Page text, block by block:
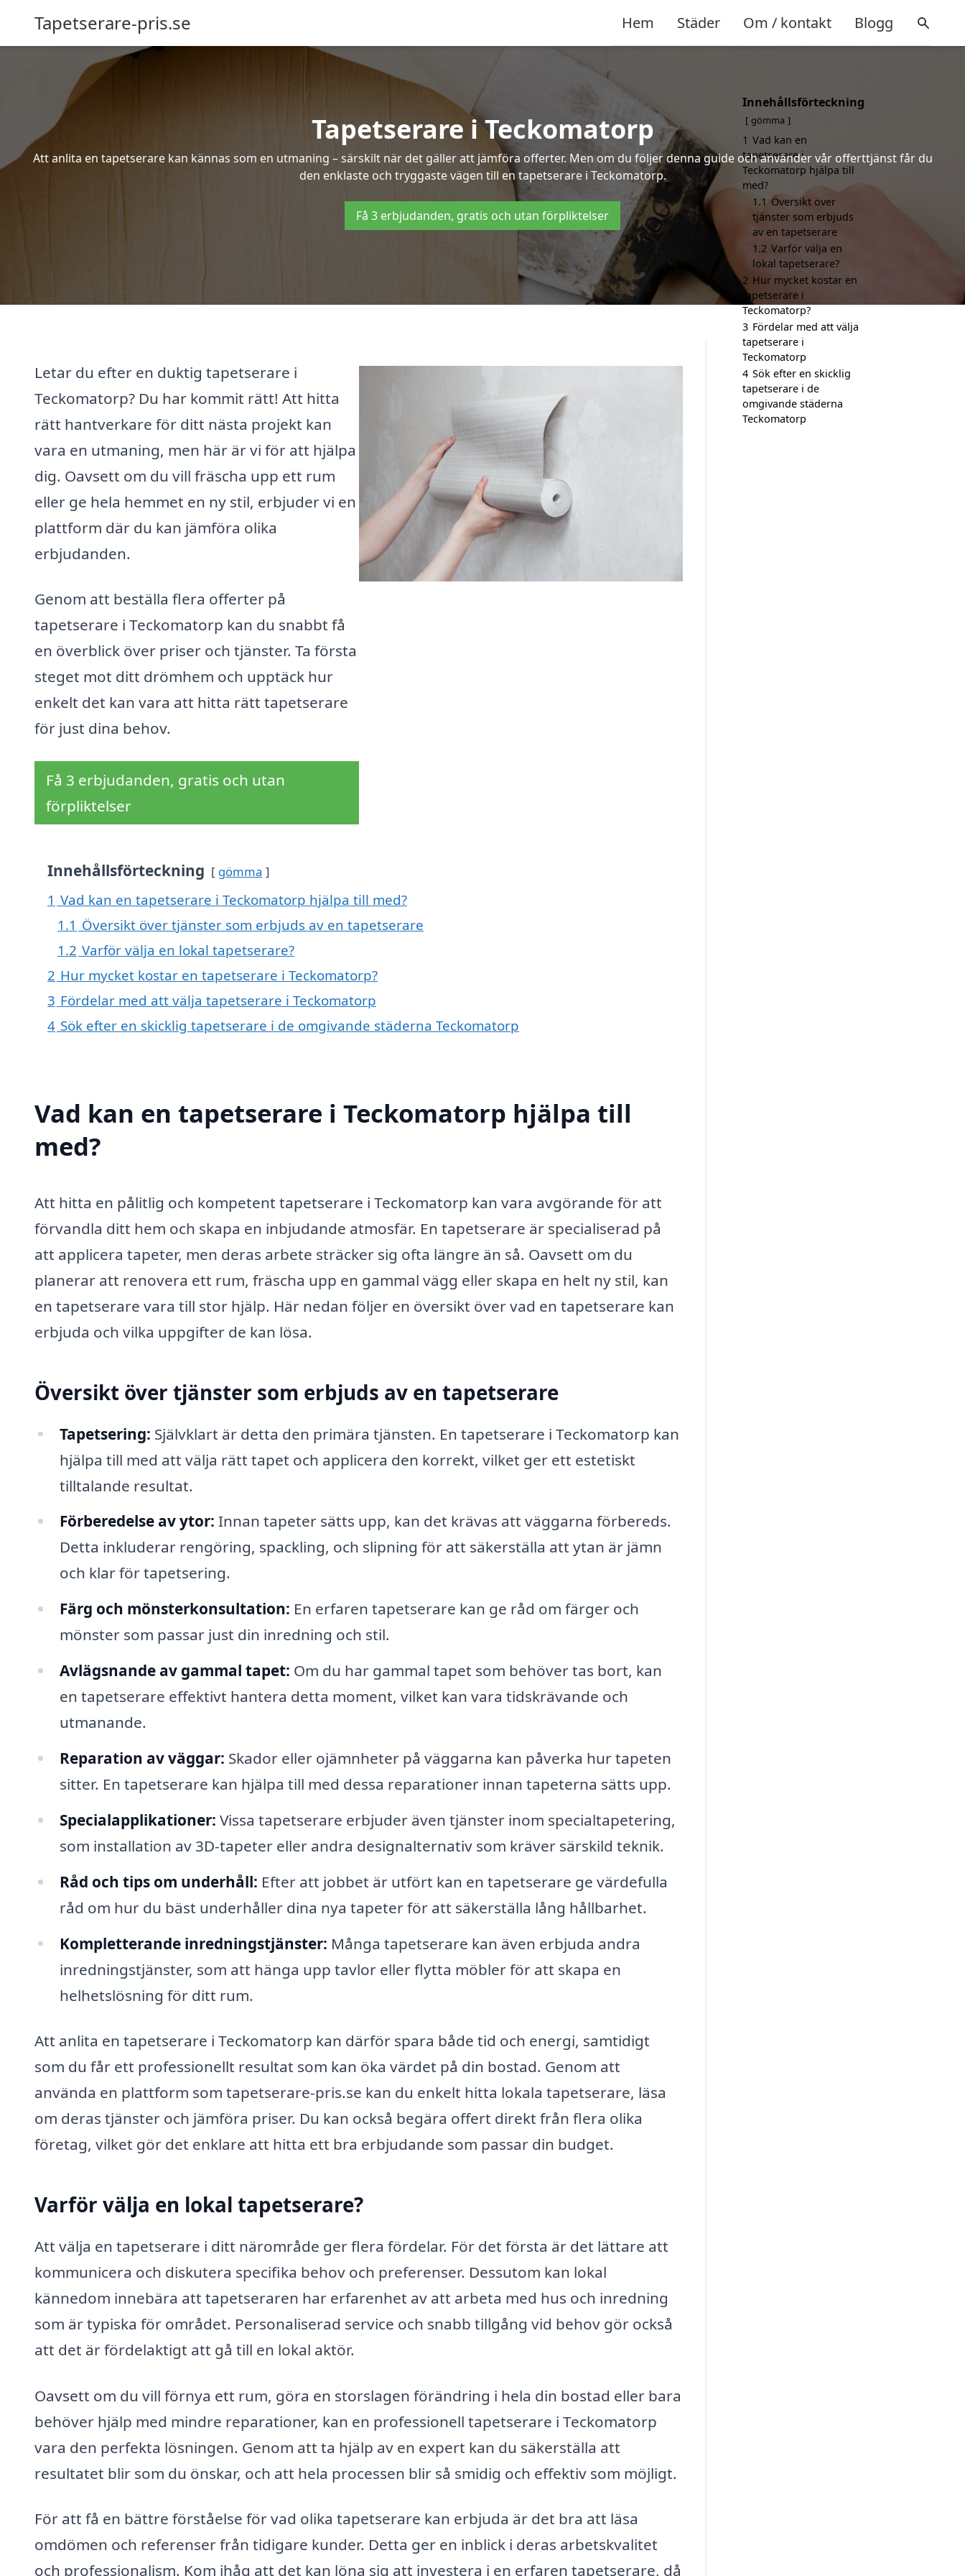
Tapetserare-pris.se Hem Städer Om / kontakt Blogg
Tapetserare i Teckomatorp
Att anlita en tapetserare kan kännas som en utmaning – särskilt när det gäller att jämföra offerter. Men om du följer denna guide och använder vår offerttjänst får du
den enklaste och tryggaste vägen till en tapetserare i Teckomatorp.
Få 3 erbjudanden, gratis och utan förpliktelser
Letar du efter en duktig tapetserare i
Teckomatorp? Du har kommit rätt! Att hitta
rätt hantverkare för ditt nästa projekt kan
vara en utmaning, men här är vi för att hjälpa
dig. Oavsett om du vill fräscha upp ett rum
eller ge hela hemmet en ny stil, erbjuder vi en
plattform där du kan jämföra olika
erbjudanden.
Genom att beställa flera offerter på
tapetserare i Teckomatorp kan du snabbt få
en överblick över priser och tjänster. Ta första
steget mot ditt drömhem och upptäck hur
enkelt det kan vara att hitta rätt tapetserare
för just dina behov.
Få 3 erbjudanden, gratis och utan
förpliktelser
Innehållsförteckning gömma
1 Vad kan en tapetserare i Teckomatorp hjälpa till med?
1.1 Översikt över tjänster som erbjuds av en tapetserare
1.2 Varför välja en lokal tapetserare?
2 Hur mycket kostar en tapetserare i Teckomatorp?
3 Fördelar med att välja tapetserare i Teckomatorp
4 Sök efter en skicklig tapetserare i de omgivande städerna Teckomatorp
Vad kan en tapetserare i Teckomatorp hjälpa till
med?
Att hitta en pålitlig och kompetent tapetserare i Teckomatorp kan vara avgörande för att
förvandla ditt hem och skapa en inbjudande atmosfär. En tapetserare är specialiserad på
att applicera tapeter, men deras arbete sträcker sig ofta längre än så. Oavsett om du
planerar att renovera ett rum, fräscha upp en gammal vägg eller skapa en helt ny stil, kan
en tapetserare vara till stor hjälp. Här nedan följer en översikt över vad en tapetserare kan
erbjuda och vilka uppgifter de kan lösa.
Översikt över tjänster som erbjuds av en tapetserare
Tapetsering: Självklart är detta den primära tjänsten. En tapetserare i Teckomatorp kan
hjälpa till med att välja rätt tapet och applicera den korrekt, vilket ger ett estetiskt
tilltalande resultat.
Förberedelse av ytor: Innan tapeter sätts upp, kan det krävas att väggarna förbereds.
Detta inkluderar rengöring, spackling, och slipning för att säkerställa att ytan är jämn
och klar för tapetsering.
Färg och mönsterkonsultation: En erfaren tapetserare kan ge råd om färger och
mönster som passar just din inredning och stil.
Avlägsnande av gammal tapet: Om du har gammal tapet som behöver tas bort, kan
en tapetserare effektivt hantera detta moment, vilket kan vara tidskrävande och
utmanande.
Reparation av väggar: Skador eller ojämnheter på väggarna kan påverka hur tapeten
sitter. En tapetserare kan hjälpa till med dessa reparationer innan tapeterna sätts upp.
Specialapplikationer: Vissa tapetserare erbjuder även tjänster inom specialtapetering,
som installation av 3D-tapeter eller andra designalternativ som kräver särskild teknik.
Råd och tips om underhåll: Efter att jobbet är utfört kan en tapetserare ge värdefulla
råd om hur du bäst underhåller dina nya tapeter för att säkerställa lång hållbarhet.
Kompletterande inredningstjänster: Många tapetserare kan även erbjuda andra
inredningstjänster, som att hänga upp tavlor eller flytta möbler för att skapa en
helhetslösning för ditt rum.
Att anlita en tapetserare i Teckomatorp kan därför spara både tid och energi, samtidigt
som du får ett professionellt resultat som kan öka värdet på din bostad. Genom att
använda en plattform som tapetserare-pris.se kan du enkelt hitta lokala tapetserare, läsa
om deras tjänster och jämföra priser. Du kan också begära offert direkt från flera olika
företag, vilket gör det enklare att hitta ett bra erbjudande som passar din budget.
Varför välja en lokal tapetserare?
Att välja en tapetserare i ditt närområde ger flera fördelar. För det första är det lättare att
kommunicera och diskutera specifika behov och preferenser. Dessutom kan lokal
kännedom innebära att tapetseraren har erfarenhet av att arbeta med hus och inredning
som är typiska för området. Personaliserad service och snabb tillgång vid behov gör också
att det är fördelaktigt att gå till en lokal aktör.
Oavsett om du vill förnya ett rum, göra en storslagen förändring i hela din bostad eller bara
behöver hjälp med mindre reparationer, kan en professionell tapetserare i Teckomatorp
vara den perfekta lösningen. Genom att ta hjälp av en expert kan du säkerställa att
resultatet blir som du önskar, och att hela processen blir så smidig och effektiv som möjligt.
För att få en bättre förståelse för vad olika tapetserare kan erbjuda är det bra att läsa
omdömen och referenser från tidigare kunder. Detta ger en inblick i deras arbetskvalitet
och professionalism. Kom ihåg att det kan löna sig att investera i en erfaren tapetserare, då
Innehållsförteckning
gömma
1 Vad kan en
tapetserare i
Teckomatorp hjälpa till
med?
1.1 Översikt över
tjänster som erbjuds
av en tapetserare
1.2 Varför välja en
lokal tapetserare?
2 Hur mycket kostar en
tapetserare i
Teckomatorp?
3 Fördelar med att välja
tapetserare i
Teckomatorp
4 Sök efter en skicklig
tapetserare i de
omgivande städerna
Teckomatorp